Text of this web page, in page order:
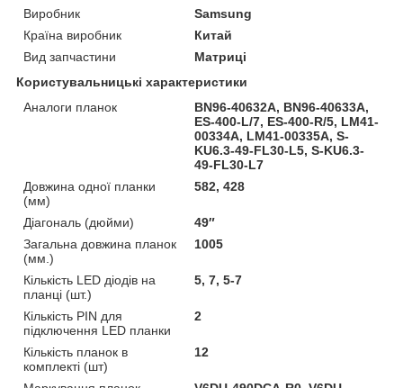
Виробник
Samsung
Країна виробник
Китай
Вид запчастини
Матриці
Користувальницькі характеристики
Аналоги планок
BN96-40632A, BN96-40633A,
ES-400-L/7, ES-400-R/5, LM41-
00334A, LM41-00335A, S-
KU6.3-49-FL30-L5, S-KU6.3-
49-FL30-L7
Довжина одної планки
(мм)
582, 428
Діагональ (дюйми)
49″
Загальна довжина планок
(мм.)
1005
Кількість LED діодів на
планці (шт.)
5, 7, 5-7
Кількість PIN для
підключення LED планки
2
Кількість планок в
комплекті (шт)
12